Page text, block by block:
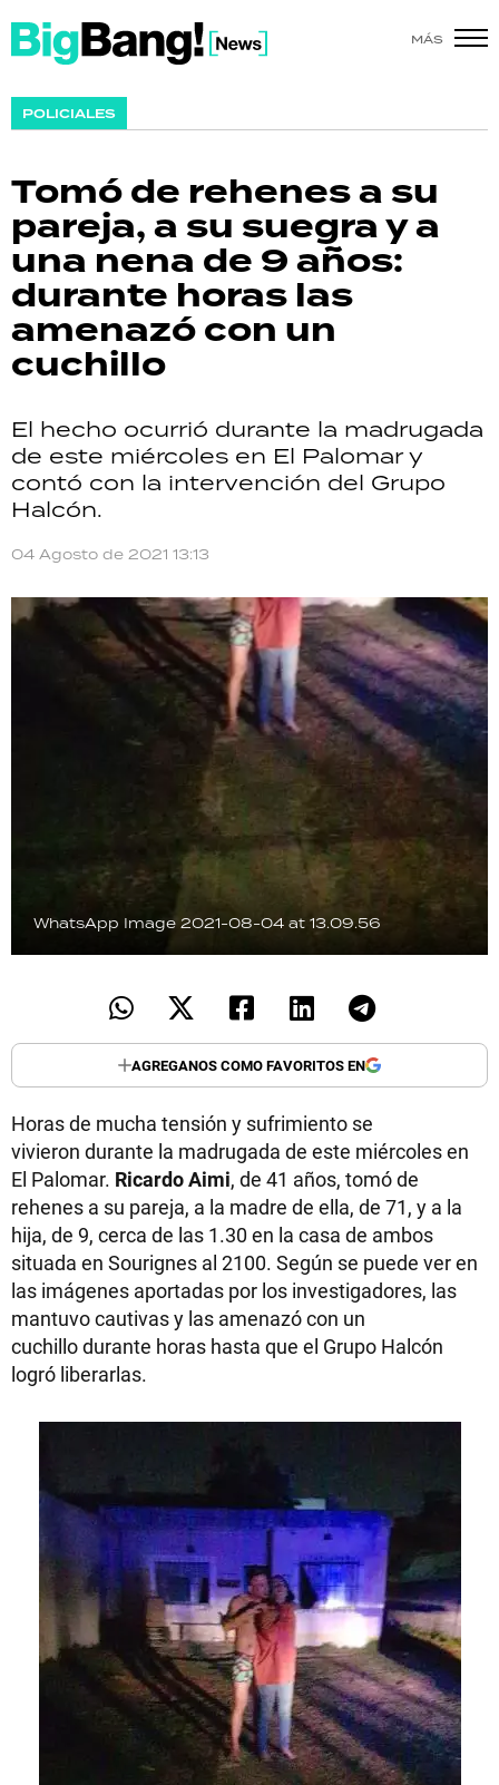
MÁS
POLICIALES
Tomó de rehenes a su
pareja, a su suegra y a
una nena de 9 años:
durante horas las
amenazó con un
cuchillo
El hecho ocurrió durante la madrugada
de este miércoles en El Palomar y
contó con la intervención del Grupo
Halcón.
04 Agosto de 2021 13:13
WhatsApp Image 2021-08-04 at 13.09.56
AGREGANOS COMO FAVORITOS EN
Horas de mucha tensión y sufrimiento se
vivieron durante la madrugada de este miércoles en
El Palomar. Ricardo Aimi, de 41 años, tomó de
rehenes a su pareja, a la madre de ella, de 71, y a la
hija, de 9, cerca de las 1.30 en la casa de ambos
situada en Sourignes al 2100. Según se puede ver en
las imágenes aportadas por los investigadores, las
mantuvo cautivas y las amenazó con un
cuchillo durante horas hasta que el Grupo Halcón
logró liberarlas.
SHOW
ACTUALIDAD
POLICIALES
ECONOMÍA
GRAN HERMANO
SALUD
DEPORTES
TECNOLOGÍA
RECETAS
PALABRAS
HORÓSCOPO